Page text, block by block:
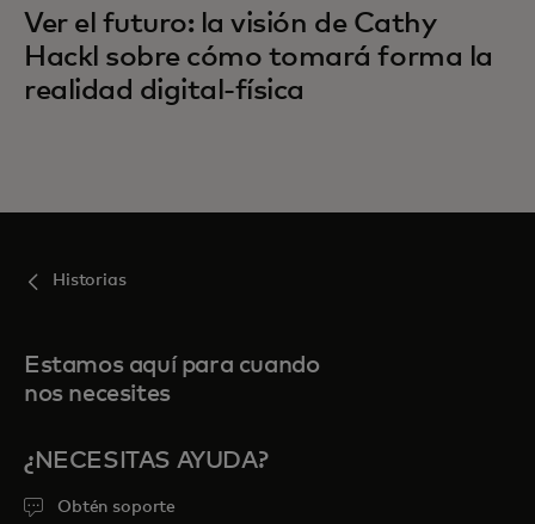
Ver el futuro: la visión de Cathy
Hackl sobre cómo tomará forma la
realidad digital-física
Historias
Estamos aquí para cuando
nos necesites
¿NECESITAS AYUDA?
Obtén soporte